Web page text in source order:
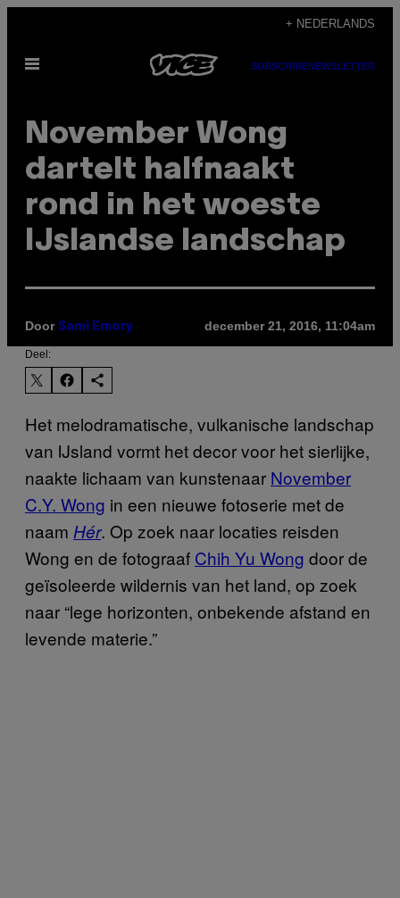
de
+ NEDERLANDS
Open
SUBSCRIBENEWSLETTER
November Wong
dartelt halfnaakt
rond in het woeste
IJslandse landschap
Door Sami Emory december 21, 2016, 11:04am
Deel:
Het melodramatische, vulkanische landschap
van IJsland vormt het decor voor het sierlijke,
naakte lichaam van kunstenaar November
C.Y. Wong in een nieuwe fotoserie met de
naam Hér. Op zoek naar locaties reisden
Wong en de fotograaf Chih Yu Wong door de
geïsoleerde wildernis van het land, op zoek
naar “lege horizonten, onbekende afstand en
levende materie.”